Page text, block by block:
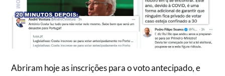
Abriram hoje as inscrições para o voto antecipado, e